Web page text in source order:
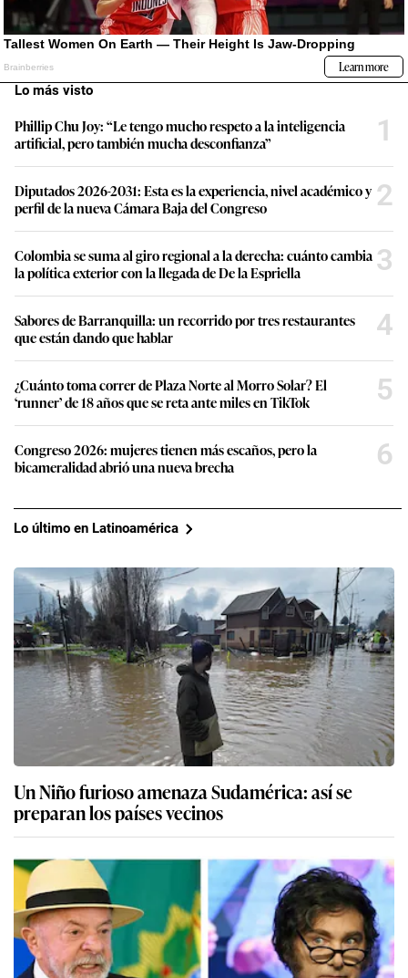
Lo más visto
Phillip Chu Joy: “Le tengo mucho respeto a la inteligencia
artificial, pero también mucha desconfianza”
1
Diputados 2026-2031: Esta es la experiencia, nivel académico y
perfil de la nueva Cámara Baja del Congreso
2
Colombia se suma al giro regional a la derecha: cuánto cambia
la política exterior con la llegada de De la Espriella
3
Sabores de Barranquilla: un recorrido por tres restaurantes
que están dando que hablar
4
¿Cuánto toma correr de Plaza Norte al Morro Solar? El
‘runner’ de 18 años que se reta ante miles en TikTok
5
Congreso 2026: mujeres tienen más escaños, pero la
bicameralidad abrió una nueva brecha
6
Lo último en Latinoamérica
Un Niño furioso amenaza Sudamérica: así se
preparan los países vecinos